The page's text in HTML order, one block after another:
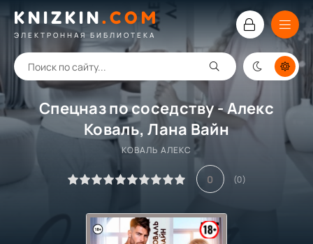
KNIZKIN.COM
ЭЛЕКТРОННАЯ БИБЛИОТЕКА
Спецназ по соседству - Алекс
Коваль, Лана Вайн
КОВАЛЬ АЛЕКС
0 (0)